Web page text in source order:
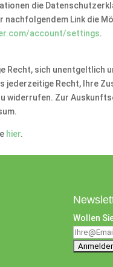
die
nachfolgendem Link die
account/settings.
Recht, sich unentgeltlich
jederzeitige Recht, Ihre
widerrufen. Zur
hier.
Wollen